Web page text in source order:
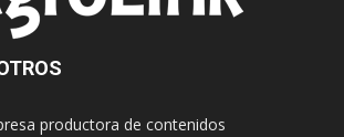
productora de contenidos